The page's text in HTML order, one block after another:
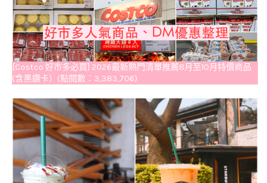
[Costco 好市多必買] 2026最新熱門清單推薦8月至10月特價商品
(含黑鑽卡）(點閱數：3,383,706)